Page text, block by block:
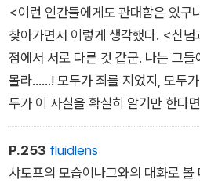
<이런 인간들에게도 관대함은 있구
찾아가면서 이렇게 생각했다. <신념
점에서 서로 다른 것 같군. 나는 그
몰라……! 모두가 죄를 지었지, 모두
두가 이 사실을 확실히 알기만 한다
P.253 fluidlens
샤토프의 모습이나그와의 대화로